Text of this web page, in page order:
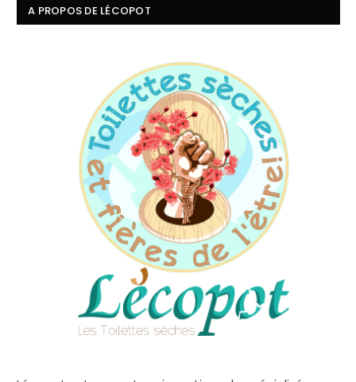
A PROPOS DE LÉCOPOT